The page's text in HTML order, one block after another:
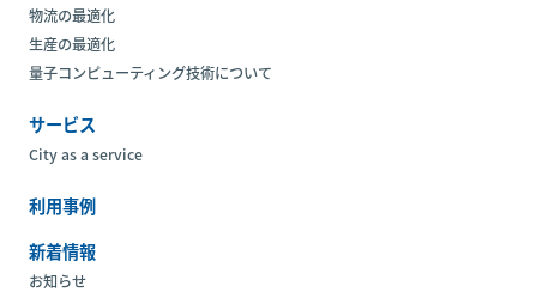
物流の最適化
生産の最適化
量子コンピューティング技術について
サービス
City as a service
利用事例
新着情報
お知らせ